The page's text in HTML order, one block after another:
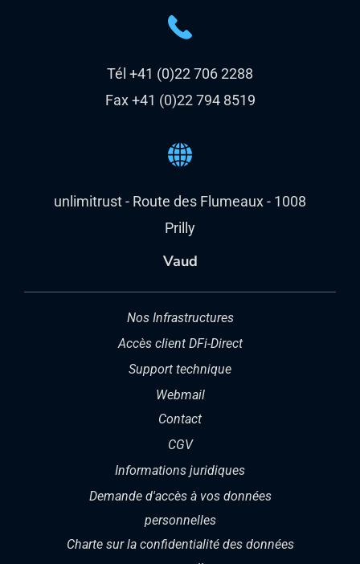
Tél +41 (0)22 706 2288
Fax +41 (0)22 794 8519
unlimitrust - Route des Flumeaux - 1008
Prilly
Vaud
Nos Infrastructures
Accès client DFi-Direct
Support technique
Webmail
Contact
CGV
Informations juridiques
Demande d'accès à vos données
personnelles
Charte sur la confidentialité des données